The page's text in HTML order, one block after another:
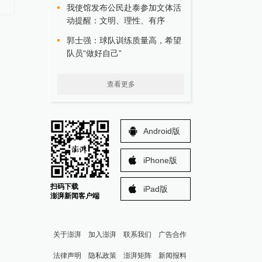
我使馆发布公民赴泰参加文体活
动提醒：文明、理性、有序
郭士强：球队训练质量高，希望
队员“做好自己”
查看更多
扫码下载
澎湃新闻客户端
Android版
iPhone版
iPad版
关于澎湃 加入澎湃 联系我们 广告合作
法律声明 隐私政策 澎湃矩阵 新闻报料